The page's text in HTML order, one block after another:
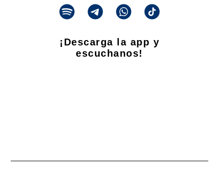
¡Descarga la app y
escuchanos!